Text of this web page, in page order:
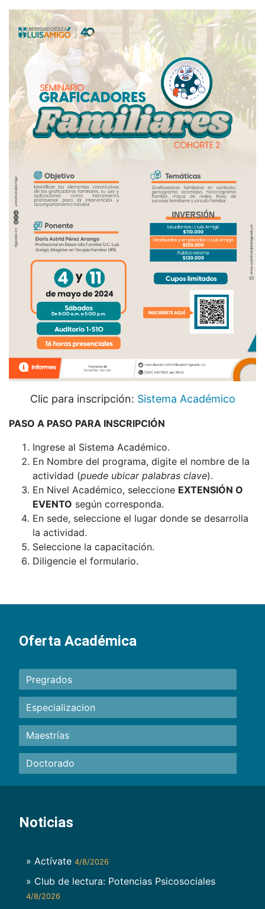
Clic para inscripción: Sistema Académico
PASO A PASO PARA INSCRIPCIÓN
Ingrese al Sistema Académico.
En Nombre del programa, digite el nombre de la
actividad (puede ubicar palabras clave).
En Nivel Académico, seleccione EXTENSIÓN O
EVENTO según corresponda.
En sede, seleccione el lugar donde se desarrolla
la actividad.
Seleccione la capacitación.
Diligencie el formulario.
Oferta Académica
Pregrados
Especializacion
Maestrías
Doctorado
Noticias
» Actívate 4/8/2026
» Club de lectura: Potencias Psicosociales
4/8/2026